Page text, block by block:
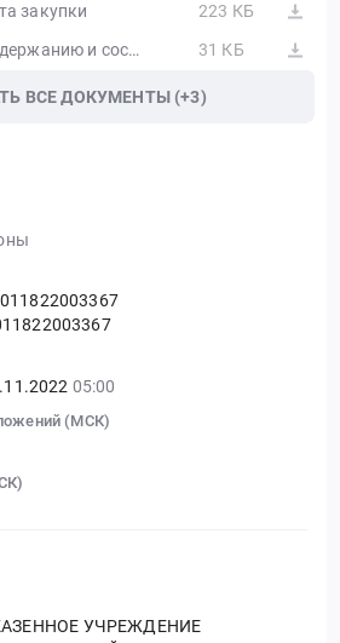
закупки
223 КБ
Требования к содержанию и составу заявки на участие
31 КБ
ВСЕ ДОКУМЕНТЫ (+3)
05:00
(МСК)
УЧРЕЖДЕНИЕ